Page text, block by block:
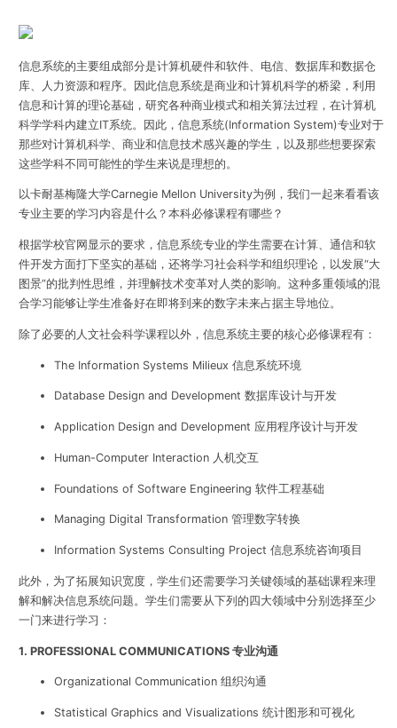
信息系统的主要组成部分是计算机硬件和软件、电信、数据库和数据仓
库、人力资源和程序。因此信息系统是商业和计算机科学的桥梁，利用
信息和计算的理论基础，研究各种商业模式和相关算法过程，在计算机
科学学科内建立IT系统。因此，信息系统(Information System)专业对于
那些对计算机科学、商业和信息技术感兴趣的学生，以及那些想要探索
这些学科不同可能性的学生来说是理想的。
以卡耐基梅隆大学Carnegie Mellon University为例，我们一起来看看该
专业主要的学习内容是什么？本科必修课程有哪些？
根据学校官网显示的要求，信息系统专业的学生需要在计算、通信和软
件开发方面打下坚实的基础，还将学习社会科学和组织理论，以发展“大
图景”的批判性思维，并理解技术变革对人类的影响。这种多重领域的混
合学习能够让学生准备好在即将到来的数字未来占据主导地位。
除了必要的人文社会科学课程以外，信息系统主要的核心必修课程有：
The Information Systems Milieux 信息系统环境
Database Design and Development 数据库设计与开发
Application Design and Development 应用程序设计与开发
Human-Computer Interaction 人机交互
Foundations of Software Engineering 软件工程基础
Managing Digital Transformation 管理数字转换
Information Systems Consulting Project 信息系统咨询项目
此外，为了拓展知识宽度，学生们还需要学习关键领域的基础课程来理
解和解决信息系统问题。学生们需要从下列的四大领域中分别选择至少
一门来进行学习：
1. PROFESSIONAL COMMUNICATIONS 专业沟通
Organizational Communication 组织沟通
Statistical Graphics and Visualizations 统计图形和可视化